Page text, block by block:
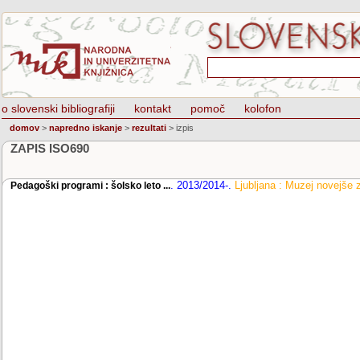
o slovenski bibliografiji kontakt pomoč kolofon
domov > napredno iskanje > rezultati > izpis
ZAPIS ISO690
Pedagoški programi : šolsko leto .... 2013/2014-. Ljubljana : Muzej novejše